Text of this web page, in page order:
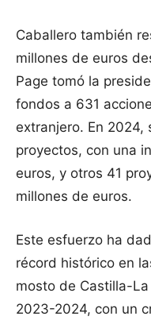
Caballero también
millones de euros
Page tomó la
fondos a 631
extranjero. En 2024,
proyectos, con una
euros, y otros 41
millones de euros.
Este esfuerzo ha
récord histórico en
mosto de Castilla-
2023-2024, con un